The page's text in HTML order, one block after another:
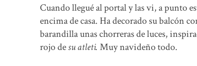
Cuando llegué al portal y las vi, a punto
encima de casa. Ha decorado su balcón
barandilla unas chorreras de luces,
rojo desu atleti. Muy navideño todo.